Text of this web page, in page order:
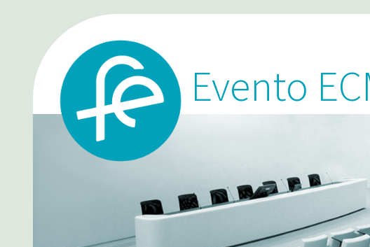
Evento